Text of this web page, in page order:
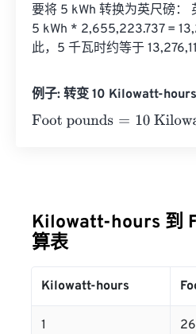
要将 5 kWh 转换为英尺磅：
5 kWh * 2,655,223.737 =
此，5 千瓦时约等于
例子: 转变 10 Kilowatt-
Foot pounds=10 Kilowatt-
Kilowatt-hours 到
算表
Kilowatt-hours
1